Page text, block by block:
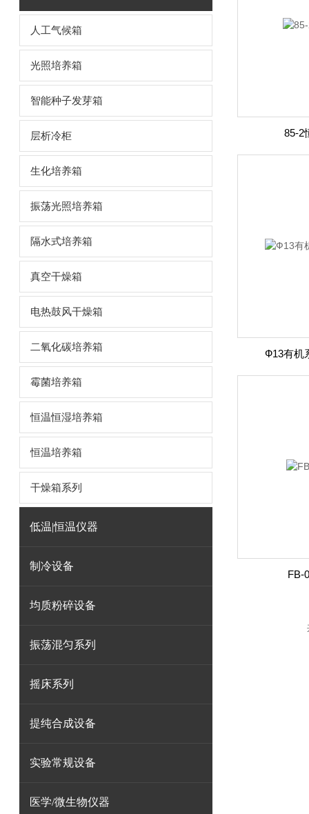
人工气候箱
光照培养箱
智能种子发芽箱
层析冷柜
生化培养箱
振荡光照培养箱
隔水式培养箱
真空干燥箱
电热鼓风干燥箱
二氧化碳培养箱
霉菌培养箱
恒温恒湿培养箱
恒温培养箱
干燥箱系列
低温|恒温仪器
制冷设备
均质粉碎设备
振荡混匀系列
摇床系列
提纯合成设备
实验常规设备
医学/微生物仪器
85-2
Ф13有机
FB-